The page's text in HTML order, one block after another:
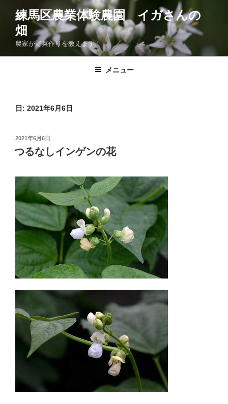
ツ
練馬区農業体験農園 イガさんの
畑
農家が野菜作りを教えます！
メニュー
日: 2021年6月6日
投
日:
2021年6月6日
つるなしインゲンの花